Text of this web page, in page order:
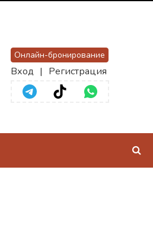
Онлайн-бронирование
Вход | Регистрация